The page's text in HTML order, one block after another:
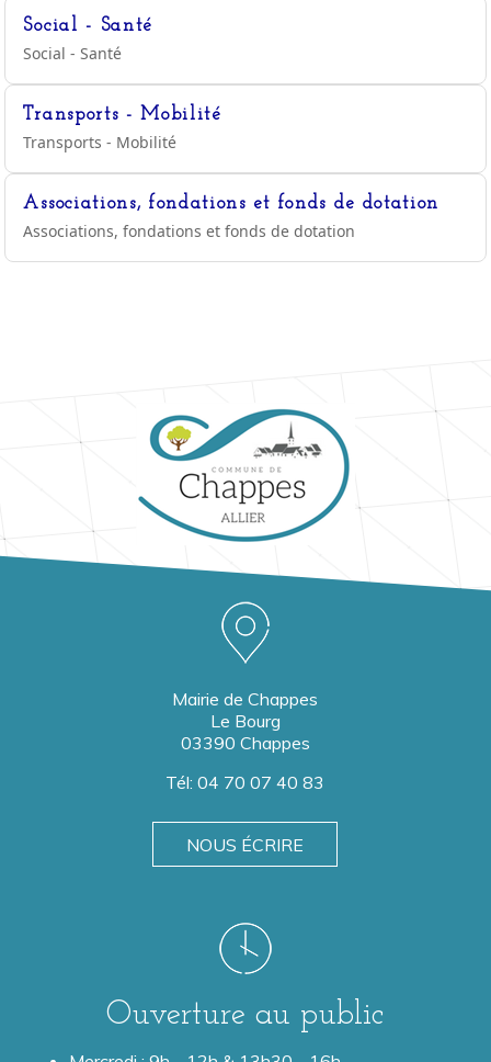
Social - Santé
Social - Santé
Transports - Mobilité
Transports - Mobilité
Associations, fondations et fonds de dotation
Associations, fondations et fonds de dotation
Mairie de Chappes
Le Bourg
03390 Chappes
Tél:04 70 07 40 83
NOUS ÉCRIRE
Ouverture au public